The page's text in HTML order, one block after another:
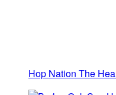
Hop Nation The